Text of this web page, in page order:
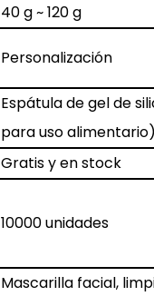
40 g ~ 120 g
Personalización
Espátula de gel de
para uso alimentario)
Gratis y en stock
10000 unidades
Mascarilla facial,